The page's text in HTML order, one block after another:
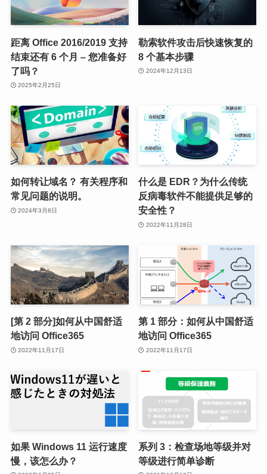
距离 Office 2016/2019 支持
结束还有 6 个月 – 您准备好
了吗？
2025年2月25日
勒索软件攻击后快速恢复的
8 个基本步骤
2024年12月13日
如何转让域名？ 有关程序和
常见问题的说明。
2024年3月8日
什么是 EDR？为什么传统
反病毒软件不能提供足够的
安全性？
2022年11月28日
[第 2 部分]如何从中国舒适
地访问 Office365
2022年11月17日
第 1 部分：如何从中国舒适
地访问 Office365
2022年11月17日
如果 Windows 11 运行速度
慢，该怎么办？
系列 3：检查场地等级并对
等级进行简单诊断